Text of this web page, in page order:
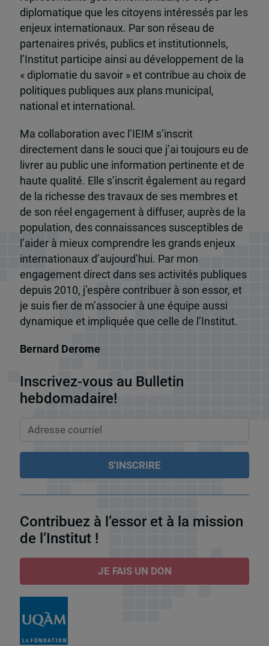
diplomatique que les citoyens intéressés par les
enjeux internationaux. Par son réseau de
partenaires privés, publics et institutionnels,
l’Institut participe ainsi au développement de la
« diplomatie du savoir » et contribue au choix de
politiques publiques aux plans municipal,
national et international.
Ma collaboration avec l’IEIM s’inscrit
directement dans le souci que j’ai toujours eu de
livrer au public une information pertinente et de
haute qualité. Elle s’inscrit également au regard
de la richesse des travaux de ses membres et
de son réel engagement à diffuser, auprès de la
population, des connaissances susceptibles de
l’aider à mieux comprendre les grands enjeux
internationaux d’aujourd’hui. Par mon
engagement direct dans ses activités publiques
depuis 2010, j’espère contribuer à son essor, et
je suis fier de m’associer à une équipe aussi
dynamique et impliquée que celle de l’Institut.
Bernard Derome
Inscrivez-vous au Bulletin
hebdomadaire!
Contribuez à l’essor et à la mission
de l’Institut !
JE FAIS UN DON